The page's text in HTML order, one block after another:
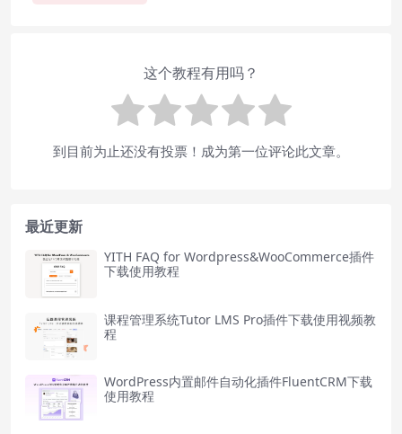
这个教程有用吗？
到目前为止还没有投票！成为第一位评论此文章。
最近更新
YITH FAQ for Wordpress&WooCommerce插件
下载使用教程
课程管理系统Tutor LMS Pro插件下载使用视频教
程
WordPress内置邮件自动化插件FluentCRM下载
使用教程